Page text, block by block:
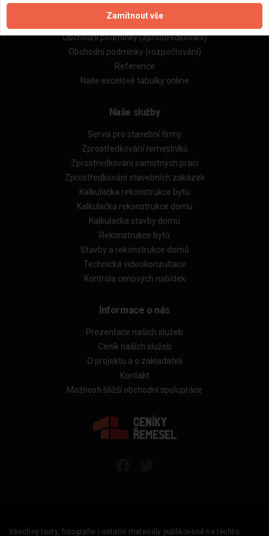
Obchodní podmínky (zprostředkování)
Obchodní podmínky (rozpočtování)
Reference
Naše excelové tabulky online
Naše služby
Servis pro stavební firmy
Zprostředkování řemeslníků
Zprostředkování samotných prací
Zprostředkování stavebních zakázek
Kalkulačka rekonstrukce bytu
Kalkulačka rekonstrukce domu
Kalkulačka stavby domu
Rekonstrukce bytů
Stavby a rekonstrukce domů
Technická videokonzultace
Kontrola cenových nabídek
Informace o nás
Prezentace našich služeb
Ceník našich služeb
O projektu a o zakladateli
Kontakt
Možnosti bližší obchodní spolupráce
Všechny texty, fotografie i ostatní materiály publikované na těchto
Zamítnout vše